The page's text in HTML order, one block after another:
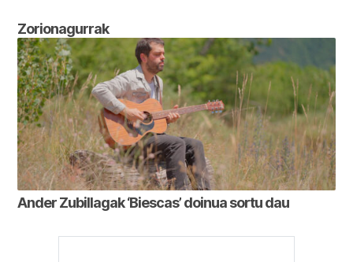
Zorionagurrak
Ander Zubillagak ‘Biescas’ doinua sortu dau